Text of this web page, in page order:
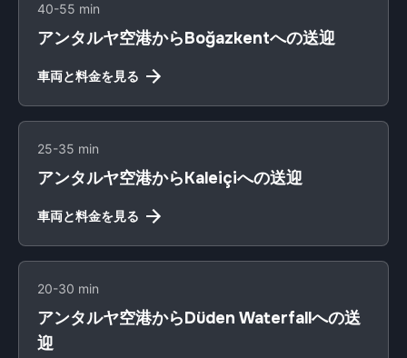
40-55 min
アンタルヤ空港からBoğazkentへの送迎
車両と料金を見る
25-35 min
アンタルヤ空港からKaleiçiへの送迎
車両と料金を見る
20-30 min
アンタルヤ空港からDüden Waterfallへの送
迎